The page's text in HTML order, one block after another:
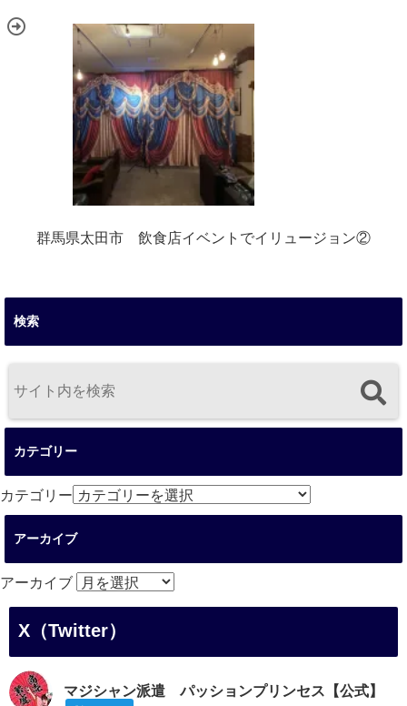
群馬県太田市 飲食店イベントでイリュージョン②
検索
カテゴリー
カテゴリー
アーカイブ
アーカイブ
X（Twitter）
マジシャン派遣 パッションプリンセス【公式】